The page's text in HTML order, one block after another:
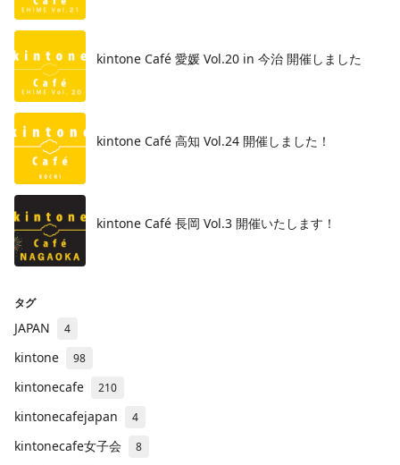
kintone Café 愛媛 Vol.20 in 今治 開催しました
kintone Café 高知 Vol.24 開催しました！
kintone Café 長岡 Vol.3 開催いたします！
タグ
JAPAN 4
kintone 98
kintonecafe 210
kintonecafejapan 4
kintonecafe女子会 8